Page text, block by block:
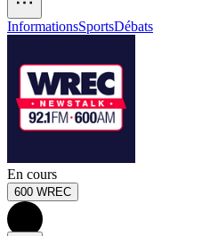
InformationsSportsDébats
En cours
600 WREC